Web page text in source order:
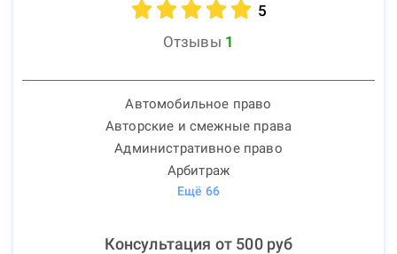
5
Отзывы 1
Автомобильное право
Авторские и смежные права
Административное право
Арбитраж
Ещё 66
Консультация от 500руб